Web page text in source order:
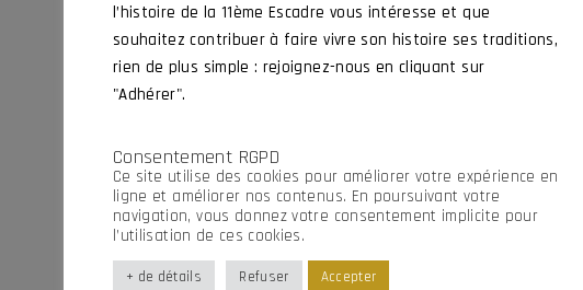
l’histoire de la 11ème Escadre vous intéresse et que
souhaitez contribuer à faire vivre son histoire ses traditions,
rien de plus simple : rejoignez-nous en cliquant sur
"Adhérer".
Consentement RGPD
Ce site utilise des cookies pour améliorer votre expérience en
ligne et améliorer nos contenus. En poursuivant votre
navigation, vous donnez votre consentement implicite pour
l’utilisation de ces cookies.
+ de détails Refuser Accepter